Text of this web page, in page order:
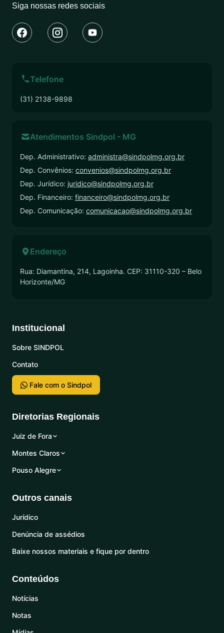
Siga nossas redes sociais
Telefone
(31) 2138-9898
Atendimentos Sindpol - MG
Dep. Administrativo: administra@sindpolmg.org.br
Dep. Convênios: convenios@sindpolmg.org.br
Dep. Jurídico: juridico@sindpolmg.org.br
Dep. Financeiro: financeiro@sindpolmg.org.br
Dep. Comunicação: comunicacao@sindpolmg.org.br
Endereço
Rua: Diamantina, 214, Lagoinha. CEP: 31110-320 – Belo
Horizonte/MG
Institucional
Sobre SINDPOL
Contato
Fale com o Sindpol
Diretorias Regionais
Juiz de Fora
Montes Claros
Pouso Alegre
Outros canais
Jurídico
Denúncia de assédios
Baixe nossos materiais e fique por dentro
Conteúdos
Notícias
Notas